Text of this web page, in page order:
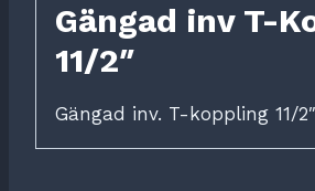
Gängad inv T-
11/2″
Gängad inv. T-koppling 11/